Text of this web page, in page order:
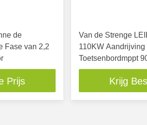
de
Fase van 2,2
Prijs
Van de Strenge
110KW
Toetsenbordmppt
de Zonnepomp
Krijg